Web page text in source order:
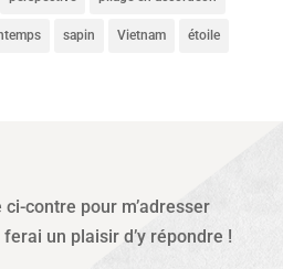
sapin Vietnam étoile
contre pour m’adresser
un plaisir d’y répondre !